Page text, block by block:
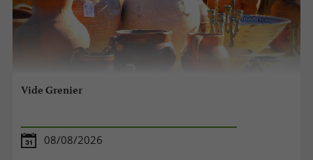
Vide Grenier
08/08/2026